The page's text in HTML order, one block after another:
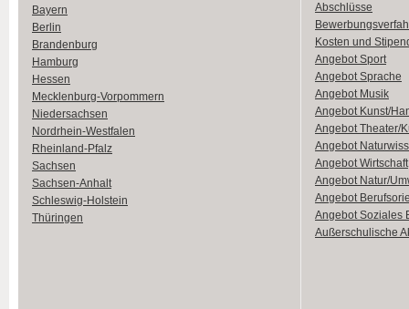
Bayern
Berlin
Brandenburg
Hamburg
Hessen
Mecklenburg-Vorpommern
Niedersachsen
Nordrhein-Westfalen
Rheinland-Pfalz
Sachsen
Sachsen-Anhalt
Schleswig-Holstein
Thüringen
Abschlüsse
Kosten und
Angebot Sport
Angebot Sprache
Angebot Musik
Angebot Kunst/
Angebot Theater/
Angebot
Angebot Wirtschaft
Angebot Natur/
Angebot
Angebot Soziales
Außerschulische